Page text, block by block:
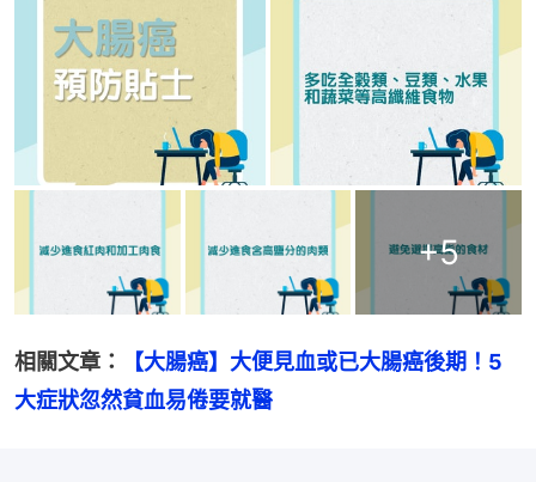
+5
相關文章：
【大腸癌】大便見血或已大腸癌後期！5
大症狀忽然貧血易倦要就醫